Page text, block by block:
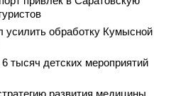
к нелегальным сайтам
от цифровых угроз